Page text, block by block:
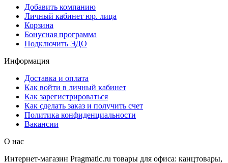
Добавить компанию
Личный кабинет юр. лица
Корзина
Бонусная программа
Подключить ЭДО
Информация
Доставка и оплата
Как войти в личный кабинет
Как зарегистрироваться
Как сделать заказ и получить счет
Политика конфиденциальности
Вакансии
О нас
Интернет-магазин Pragmatic.ru товары для офиса: канцтовары,